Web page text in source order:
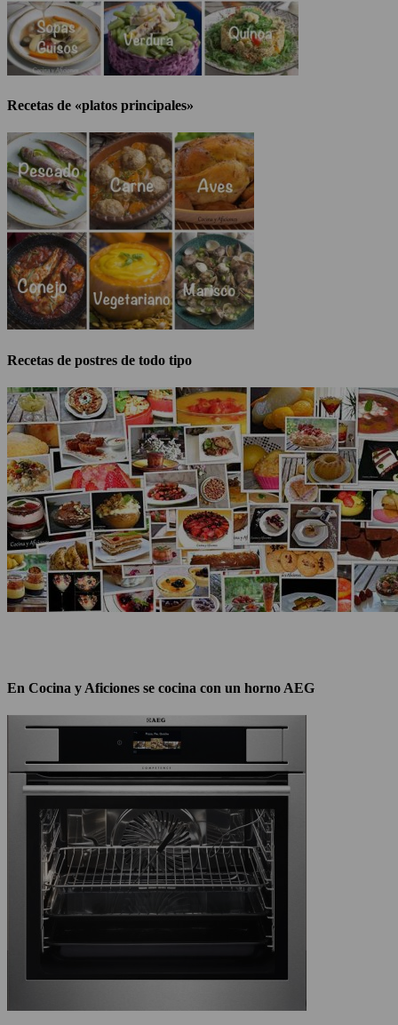
Recetas de «platos principales»
Recetas de postres de todo tipo
En Cocina y Aficiones se cocina con un horno AEG